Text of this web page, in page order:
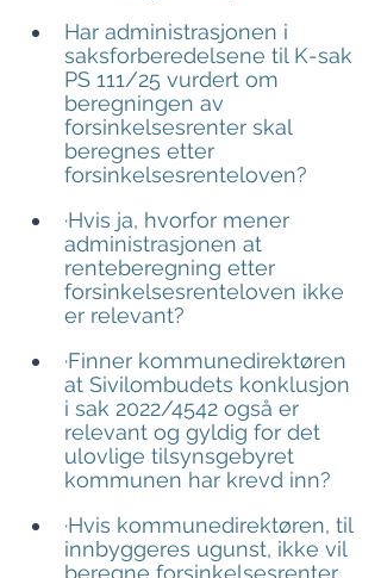
Har administrasjonen i
saksforberedelsene til K-sak
PS 111/25 vurdert om
beregningen av
forsinkelsesrenter skal
beregnes etter
forsinkelsesrenteloven?
·Hvis ja, hvorfor mener
administrasjonen at
renteberegning etter
forsinkelsesrenteloven ikke
er relevant?
·Finner kommunedirektøren
at Sivilombudets konklusjon
i sak 2022/4542 også er
relevant og gyldig for det
ulovlige tilsynsgebyret
kommunen har krevd inn?
·Hvis kommunedirektøren, til
innbyggeres ugunst, ikke vil
beregne forsinkelsesrenter